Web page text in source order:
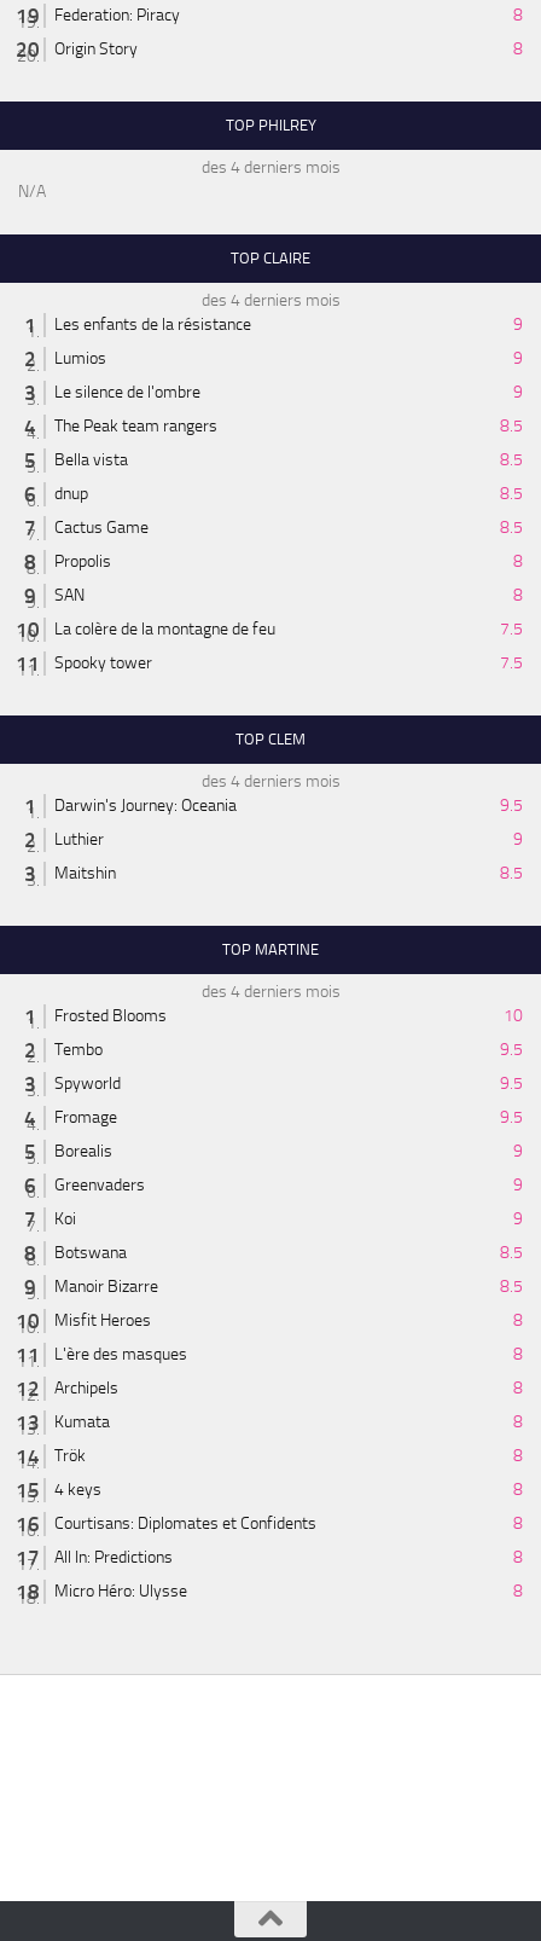
Federation: Piracy
8
Origin Story
8
TOP PHILREY
des 4 derniers mois
N/A
TOP CLAIRE
des 4 derniers mois
Les enfants de la résistance
9
Lumios
9
Le silence de l'ombre
9
The Peak team rangers
8.5
Bella vista
8.5
dnup
8.5
Cactus Game
8.5
Propolis
8
SAN
8
La colère de la montagne de feu
7.5
Spooky tower
7.5
TOP CLEM
des 4 derniers mois
Darwin's Journey: Oceania
9.5
Luthier
9
Maitshin
8.5
TOP MARTINE
des 4 derniers mois
Frosted Blooms
10
Tembo
9.5
Spyworld
9.5
Fromage
9.5
Borealis
9
Greenvaders
9
Koi
9
Botswana
8.5
Manoir Bizarre
8.5
Misfit Heroes
8
L'ère des masques
8
Archipels
8
Kumata
8
Trök
8
4 keys
8
Courtisans: Diplomates et Confidents
8
All In: Predictions
8
Micro Héro: Ulysse
8